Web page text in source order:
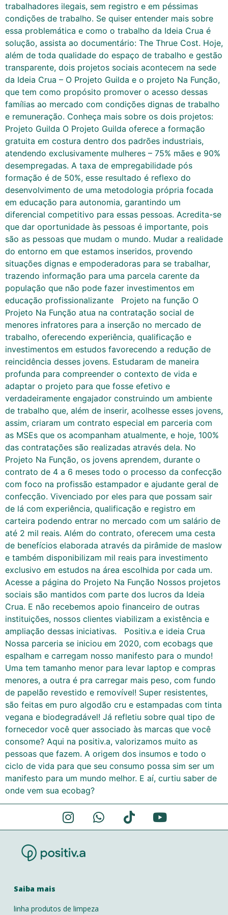
trabalhadores ilegais, sem registro e em péssimas
condições de trabalho. Se quiser entender mais sobre
essa problemática e como o trabalho da Ideia Crua é
solução, assista ao documentário: The Thrue Cost. Hoje,
além de toda qualidade do espaço de trabalho e gestão
transparente, dois projetos sociais acontecem na sede
da Ideia Crua – O Projeto Guilda e o projeto Na Função,
que tem como propósito promover o acesso dessas
famílias ao mercado com condições dignas de trabalho
e remuneração. Conheça mais sobre os dois projetos:
Projeto Guilda O Projeto Guilda oferece a formação
gratuita em costura dentro dos padrões industriais,
atendendo exclusivamente mulheres – 75% mães e 90%
desempregadas. A taxa de empregabilidade pós
formação é de 50%, esse resultado é reflexo do
desenvolvimento de uma metodologia própria focada
em educação para autonomia, garantindo um
diferencial competitivo para essas pessoas. Acredita-se
que dar oportunidade às pessoas é importante, pois
são as pessoas que mudam o mundo. Mudar a realidade
do entorno em que estamos inseridos, provendo
situações dignas e empoderadoras para se trabalhar,
trazendo informação para uma parcela carente da
população que não pode fazer investimentos em
educação profissionalizante Projeto na função O
Projeto Na Função atua na contratação social de
menores infratores para a inserção no mercado de
trabalho, oferecendo experiência, qualificação e
investimentos em estudos favorecendo a redução de
reincidência desses jovens. Estudaram de maneira
profunda para compreender o contexto de vida e
adaptar o projeto para que fosse efetivo e
verdadeiramente engajador construindo um ambiente
de trabalho que, além de inserir, acolhesse esses jovens,
assim, criaram um contrato especial em parceria com
as MSEs que os acompanham atualmente, e hoje, 100%
das contratações são realizadas através dela. No
Projeto Na Função, os jovens aprendem, durante o
contrato de 4 a 6 meses todo o processo da confecção
com foco na profissão estampador e ajudante geral de
confecção. Vivenciado por eles para que possam sair
de lá com experiência, qualificação e registro em
carteira podendo entrar no mercado com um salário de
até 2 mil reais. Além do contrato, oferecem uma cesta
de benefícios elaborada através da pirâmide de maslow
e também disponibilizam mil reais para investimento
exclusivo em estudos na área escolhida por cada um.
Acesse a página do Projeto Na Função Nossos projetos
sociais são mantidos com parte dos lucros da Ideia
Crua. E não recebemos apoio financeiro de outras
instituições, nossos clientes viabilizam a existência e
ampliação dessas iniciativas. Positiv.a e ideia Crua
Nossa parceria se iniciou em 2020, com ecobags que
espalham e carregam nosso manifesto para o mundo!
Uma tem tamanho menor para levar laptop e compras
menores, a outra é pra carregar mais peso, com fundo
de papelão revestido e removível! Super resistentes,
são feitas em puro algodão cru e estampadas com tinta
vegana e biodegradável! Já refletiu sobre qual tipo de
fornecedor você quer associado às marcas que você
consome? Aqui na positiv.a, valorizamos muito as
pessoas que fazem. A origem dos insumos e todo o
ciclo de vida para que seu consumo possa sim ser um
manifesto para um mundo melhor. E aí, curtiu saber de
onde vem sua ecobag?
Saiba mais
linha produtos de limpeza